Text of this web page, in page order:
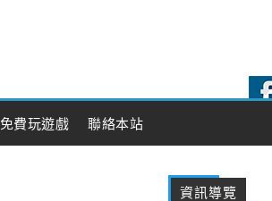
免費玩遊戲 聯絡本站
資訊導覽